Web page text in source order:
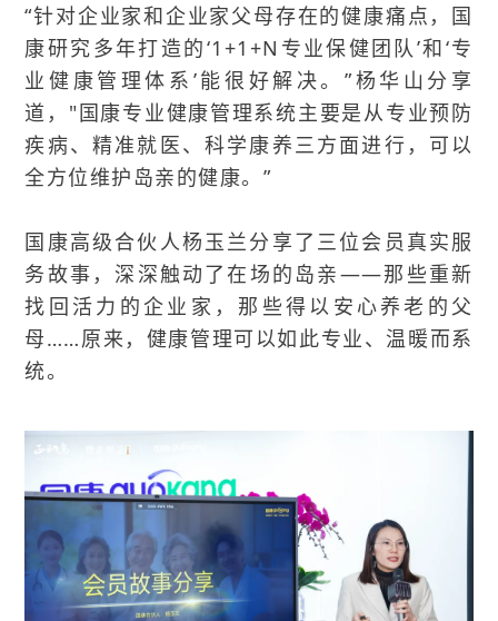
“针对企业家和企业家父母存在的健康痛点，国
康研究多年打造的‘1+1+N专业保健团队’和‘专
业健康管理体系’能很好解决。”杨华山分享
道，"国康专业健康管理系统主要是从专业预防
疾病、精准就医、科学康养三方面进行，可以
全方位维护岛亲的健康。”
国康高级合伙人杨玉兰分享了三位会员真实服
务故事，深深触动了在场的岛亲——那些重新
找回活力的企业家，那些得以安心养老的父
母……原来，健康管理可以如此专业、温暖而系
统。